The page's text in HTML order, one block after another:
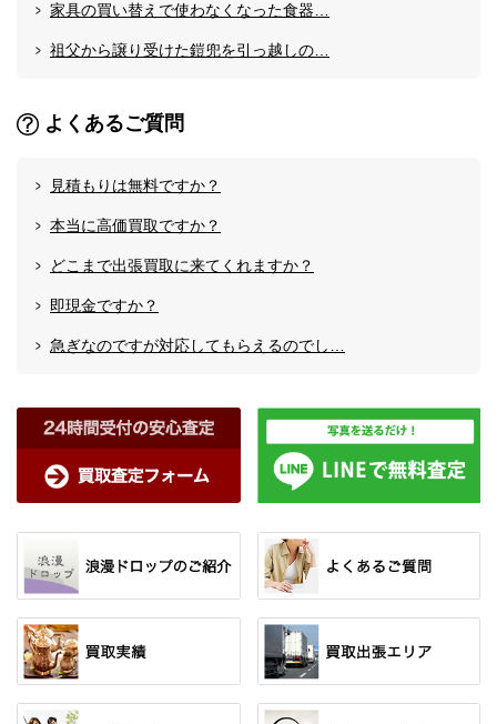
家具の買い替えで使わなくなった食器…
祖父から譲り受けた鎧兜を引っ越しの…
よくあるご質問
見積もりは無料ですか？
本当に高価買取ですか？
どこまで出張買取に来てくれますか？
即現金ですか？
急ぎなのですが対応してもらえるのでし…